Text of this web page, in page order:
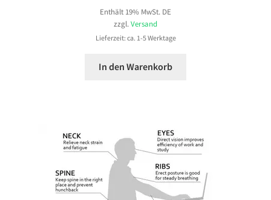
Enthält 19% MwSt. DE
zzgl. Versand
Lieferzeit: ca. 1-5 Werktage
In den Warenkorb